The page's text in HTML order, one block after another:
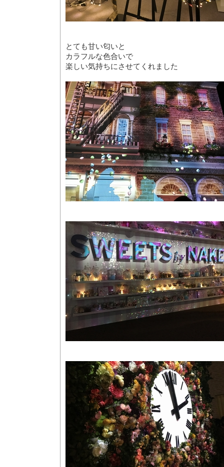
とても甘い匂いと
カラフルな色合いで
楽しい気持ちにさせてくれました